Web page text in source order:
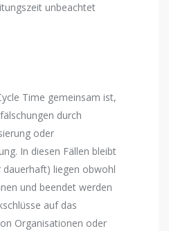
unbeachtet
Time gemeinsam ist,
durch
oder
In diesen Fällen bleibt
liegen obwohl
und beendet werden
auf das
Organisationen oder